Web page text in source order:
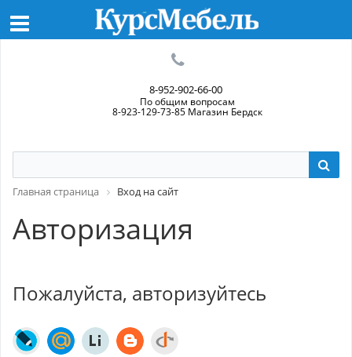
8-952-902-66-00
По общим вопросам
8-923-129-73-85 Магазин Бердск
Главная страница Вход на сайт
Авторизация
Пожалуйста, авторизуйтесь